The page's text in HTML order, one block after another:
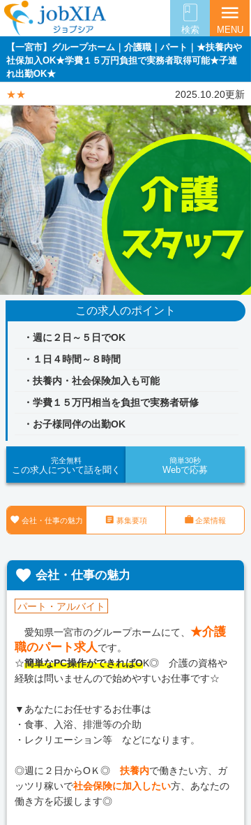
検索
menu
MENU
【一宮市】グループホーム｜介護職｜パート｜★扶養内や
社保加入OK★学費１５万円負担で実務者取得可能★子連
れ出勤OK★
★★ 2025.10.20更新
この求人のポイント
・週に２日～５日でOK
・１日４時間～８時間
・扶養内・社会保険加入も可能
・学費１５万円相当を負担で実務者研修
・お子様同伴の出勤OK
完全無料
この求人について話を聞く
簡単30秒
Webで応募
 会社・仕事の魅力  募集要項 企業情報
 会社・仕事の魅力
パート・アルバイト
愛知県一宮市のグループホームにて、★介護
職のパート求人です。
☆簡単なPC操作ができればOK◎ 介護の資格や
経験は問いませんので始めやすいお仕事です☆
▼あなたにお任せするお仕事は
・食事、入浴、排泄等の介助
・レクリエーション等 などになります。
◎週に２日からOＫ◎扶養内で働きたい方、ガ
ッツリ稼いで社会保険に加入したい方、あなたの
働き方を応援します◎